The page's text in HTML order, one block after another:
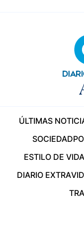
ÚLTIMAS
SOCIEDAD
ESTILO DE VIDA
DIARIO EXTRA